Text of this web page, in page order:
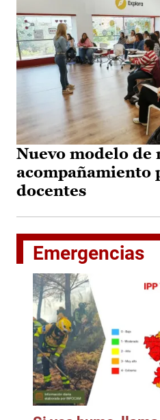
Nuevo modelo de
acompañamiento
docentes
Emergencias